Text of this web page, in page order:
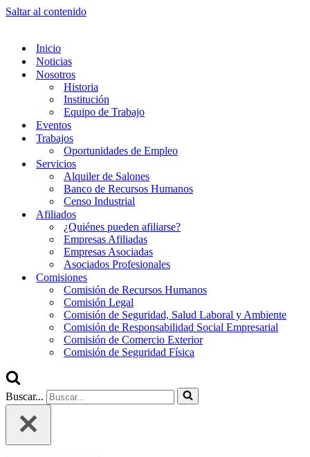
Saltar al contenido
Inicio
Noticias
Nosotros
Historia
Institución
Equipo de Trabajo
Eventos
Trabajos
Oportunidades de Empleo
Servicios
Alquiler de Salones
Banco de Recursos Humanos
Censo Industrial
Afiliados
¿Quiénes pueden afiliarse?
Empresas Afiliadas
Empresas Asociadas
Asociados Profesionales
Comisiones
Comisión de Recursos Humanos
Comisión Legal
Comisión de Seguridad, Salud Laboral y Ambiente
Comisión de Responsabilidad Social Empresarial
Comisión de Comercio Exterior
Comisión de Seguridad Física
Buscar...